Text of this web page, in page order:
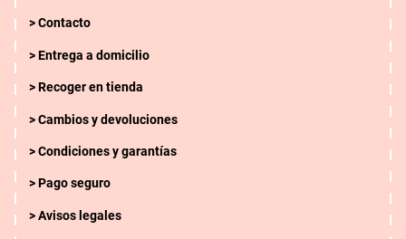
Contacto
Entrega a domicilio
Recoger en tienda
Cambios y devoluciones
Condiciones y garantías
Pago seguro
Avisos legales